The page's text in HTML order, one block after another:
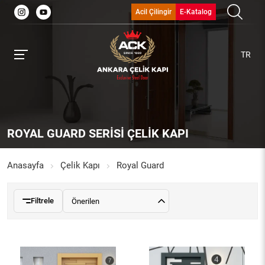
Acil Çilingir E-Katalog
TR
ROYAL GUARD SERISI ÇELIK KAPI
Anasayfa Çelik Kapı Royal Guard
Filtrele Önerilen